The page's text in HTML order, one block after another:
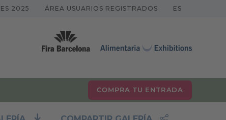
2025 ÁREA USUARIOS REGISTRADOS ES
COMPRA TU ENTRADA